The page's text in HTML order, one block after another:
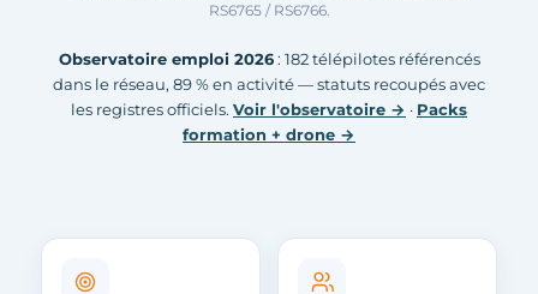
RS6765 / RS6766.
Observatoire emploi 2026: 182 télépilotes référencés
dans le réseau, 89 % en activité — statuts recoupés avec
les registres officiels. Voir l'observatoire → · Packs
formation + drone →